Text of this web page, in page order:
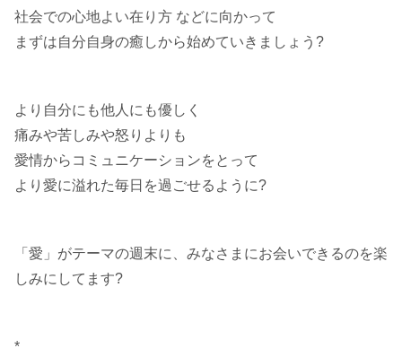
社会での心地よい在り方 などに向かって
まずは自分自身の癒しから始めていきましょう?
より自分にも他人にも優しく
痛みや苦しみや怒りよりも
愛情からコミュニケーションをとって
より愛に溢れた毎日を過ごせるように?
「愛」がテーマの週末に、みなさまにお会いできるのを楽
しみにしてます?
*